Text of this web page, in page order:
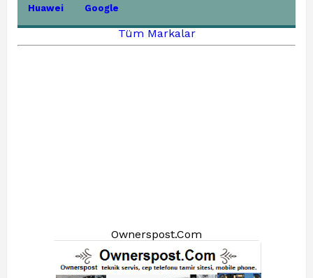
Huawei Google
Tüm Markalar
Ownerspost.Com